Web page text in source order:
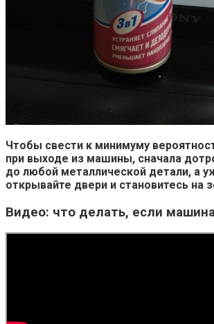
Чтобы свести к минимуму
при выходе из машины, сначала
до любой металлической детали, а
открывайте двери и становитесь на
Видео: что делать, если